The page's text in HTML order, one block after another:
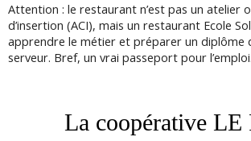
Attention : le restaurant n’est pas un atelier
d’insertion (ACI), mais un restaurant Ecole
apprendre le métier et préparer un diplôme
serveur. Bref, un vrai passeport pour l’emploi.
La coopérative LE